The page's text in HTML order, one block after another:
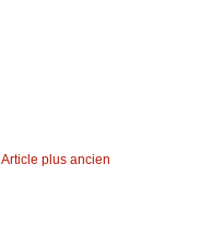
Article plus ancien